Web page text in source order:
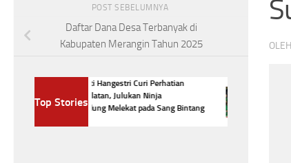
OLEH
POST SEBELUMNYA
Daftar Dana Desa Terbanyak di
Kabupaten Merangin Tahun 2025
Top Stories
Megawati Hangestri Curi Perhatian
Korea Selatan, Julukan Ninja
Berkerudung Melekat pada Sang Bintang